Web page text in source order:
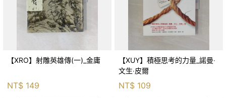
【XRO】射雕英雄傳(一)_金庸
NT$ 149
【XUY】積極思考的力量_諾曼‧
文生‧皮爾
NT$ 109